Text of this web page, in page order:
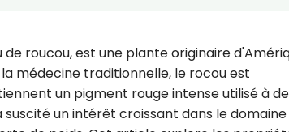
roucou, est une plante originaire
médecine traditionnelle, le rocou est
un pigment rouge intense utilisé à
un intérêt croissant dans le